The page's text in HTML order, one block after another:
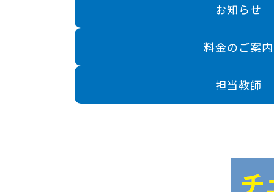
お知らせ
料金のご案内
担当教師